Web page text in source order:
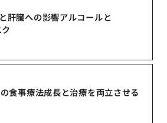
肝臓への影響アルコールと
食事療法成長と治療を両立させる